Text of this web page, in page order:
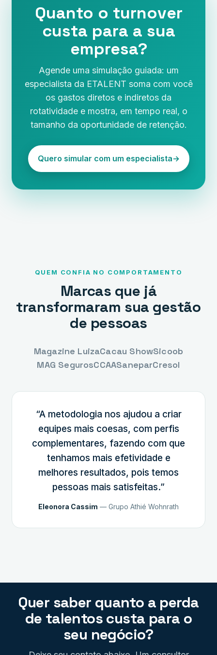
Quanto o turnover
custa para a sua
empresa?
Agende uma simulação guiada: um
especialista da ETALENT soma com você
os gastos diretos e indiretos da
rotatividade e mostra, em tempo real, o
tamanho da oportunidade de retenção.
Quero simular com um especialista→
QUEM CONFIA NO COMPORTAMENTO
Marcas que já
transformaram sua gestão
de pessoas
Magazine LuizaCacau ShowSicoob
MAG SegurosCCAASaneparCresol
“A metodologia nos ajudou a criar
equipes mais coesas, com perfis
complementares, fazendo com que
tenhamos mais efetividade e
melhores resultados, pois temos
pessoas mais satisfeitas.”
Eleonora Cassim — Grupo Athié Wohnrath
Quer saber quanto a perda
de talentos custa para o
seu negócio?